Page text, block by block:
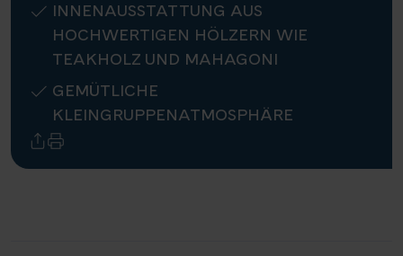
Infos
Kontakt
INNENAUSSTATTUNG AUS
HOCHWERTIGEN HÖLZERN WIE
TEAKHOLZ UND MAHAGONI
GEMÜTLICHE
KLEINGRUPPENATMOSPHÄRE